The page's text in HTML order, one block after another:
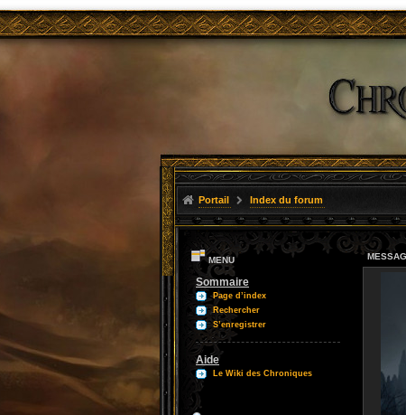
Portail Index du forum
MENU
Sommaire
Page d’index
Rechercher
S’enregistrer
Aide
Le Wiki des Chroniques